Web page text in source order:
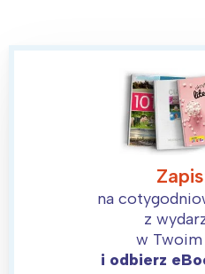
na
z
w
i odbierz